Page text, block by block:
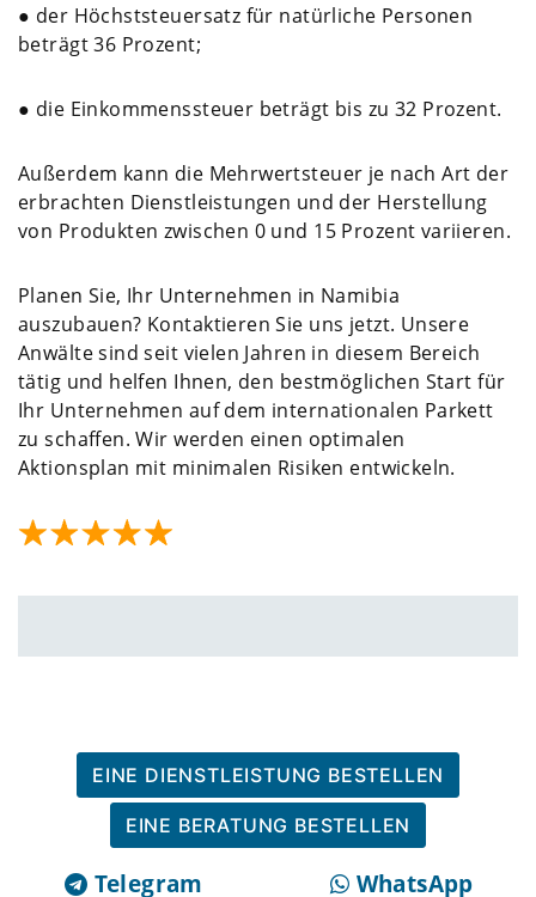
● der Höchststeuersatz für natürliche Personen
beträgt 36 Prozent;
● die Einkommenssteuer beträgt bis zu 32 Prozent.
Außerdem kann die Mehrwertsteuer je nach Art der
erbrachten Dienstleistungen und der Herstellung
von Produkten zwischen 0 und 15 Prozent variieren.
Planen Sie, Ihr Unternehmen in Namibia
auszubauen? Kontaktieren Sie uns jetzt. Unsere
Anwälte sind seit vielen Jahren in diesem Bereich
tätig und helfen Ihnen, den bestmöglichen Start für
Ihr Unternehmen auf dem internationalen Parkett
zu schaffen. Wir werden einen optimalen
Aktionsplan mit minimalen Risiken entwickeln.
EINE DIENSTLEISTUNG BESTELLEN
EINE BERATUNG BESTELLEN
Telegram WhatsApp